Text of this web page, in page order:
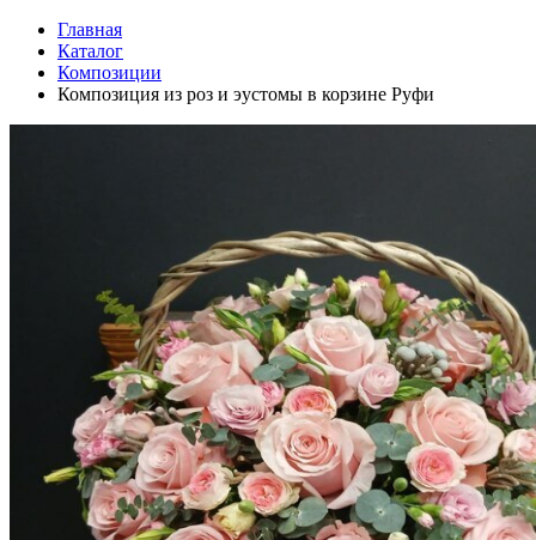
Главная
Каталог
Композиции
Композиция из роз и эустомы в корзине Руфи